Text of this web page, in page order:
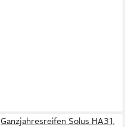
Ganzjahresreifen Solus HA31,